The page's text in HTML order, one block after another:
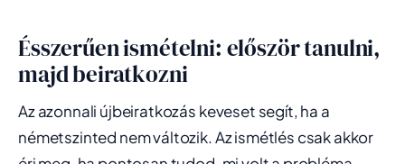
Ésszerűen ismételni: először tanulni,
majd beiratkozni
Az azonnali újbeiratkozás keveset segít, ha a
németszinted nem változik. Az ismétlés csak akkor